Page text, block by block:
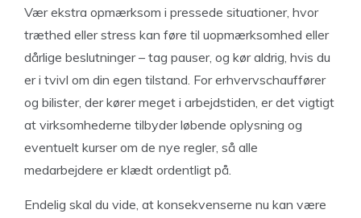
Vær ekstra opmærksom i pressede situationer, hvor
træthed eller stress kan føre til uopmærksomhed eller
dårlige beslutninger – tag pauser, og kør aldrig, hvis du
er i tvivl om din egen tilstand. For erhvervschauffører
og bilister, der kører meget i arbejdstiden, er det vigtigt
at virksomhederne tilbyder løbende oplysning og
eventuelt kurser om de nye regler, så alle
medarbejdere er klædt ordentligt på.
Endelig skal du vide, at konsekvenserne nu kan være